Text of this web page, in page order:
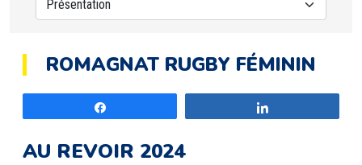
ROMAGNAT RUGBY FÉMININ
AU REVOIR 2024